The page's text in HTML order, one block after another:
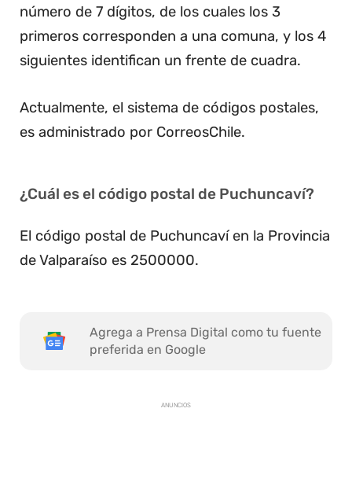
número de 7 dígitos, de los cuales los 3
primeros corresponden a una comuna, y los 4
siguientes identifican un frente de cuadra.
Actualmente, el sistema de códigos postales,
es administrado por CorreosChile.
¿Cuál es el código postal de Puchuncaví?
El código postal de Puchuncaví en la Provincia
de Valparaíso es 2500000.
Agrega a Prensa Digital como tu fuente
preferida en Google
ANUNCIOS